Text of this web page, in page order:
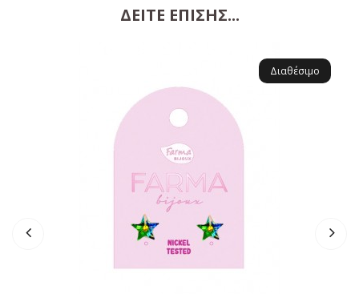
Τα κοσμήματα είναι οικολογικά καθώς είναι κατασκευασμένα
Επίσημη συνεργασία με την Swarovski Crystal.
Πιστοποιημένα απο την AIDECO (Ιταλική Ένωση Δερματολόγων
ΔΕΊΤΕ ΕΠΊΣΗΣ...
Διαθέσιμο